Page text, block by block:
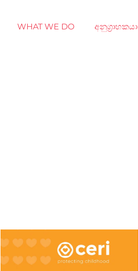
WHAT WE DO අනුග්‍රාහකයා